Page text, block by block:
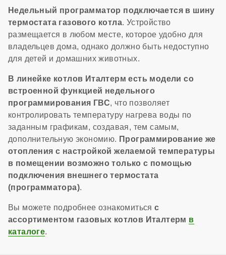
Недельный программатор подключается в шину
термостата газового котла. Устройство
размещается в любом месте, которое удобно для
владельцев дома, однако должно быть недоступно
для детей и домашних животных.
В линейке котлов Италтерм есть модели со
встроенной функцией недельного
программирования ГВС, что позволяет
контролировать температуру нагрева воды по
заданным графикам, создавая, тем самым,
дополнительную экономию. Программирование же
отопления с настройкой желаемой температуры
в помещении возможно только с помощью
подключения внешнего термостата
(программатора).
Вы можете подробнее ознакомитьсяс
ассортиментом газовых котлов Италтерм в
каталоге.